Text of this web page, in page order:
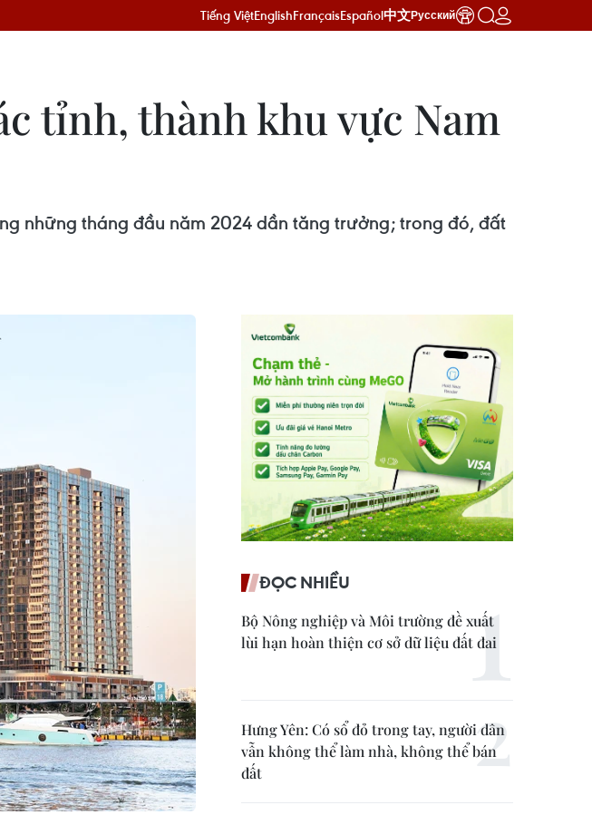
Tiếng ViệtEnglishFrançaisEspañol中文Русский
tỉnh, thành khu vực Nam
những tháng đầu năm 2024 dần tăng trưởng; trong đó, đất
ĐỌC NHIỀU
Bộ Nông nghiệp và Môi trường đề xuất
lùi hạn hoàn thiện cơ sở dữ liệu đất đai
Hưng Yên: Có sổ đỏ trong tay, người dân
vẫn không thể làm nhà, không thể bán
đất